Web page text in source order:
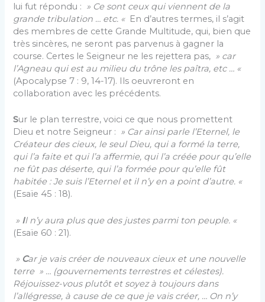
lui fut répondu : » Ce sont ceux qui viennent de la
grande tribulation … etc. « En d’autres termes, il s’agit
des membres de cette Grande Multitude, qui, bien que
très sincères, ne seront pas parvenus à gagner la
course. Certes le Seigneur ne les rejettera pas, » car
l’Agneau qui est au milieu du trône les paîtra, etc… «
(Apocalypse 7 : 9, 14-17). Ils oeuvreront en
collaboration avec les précédents.
Sur le plan terrestre, voici ce que nous promettent
Dieu et notre Seigneur : » Car ainsi parle l’Eternel, le
Créateur des cieux, le seul Dieu, qui a formé la terre,
qui l’a faite et qui l’a affermie, qui l’a créée pour qu’elle
ne fût pas déserte, qui l’a formée pour qu’elle fût
habitée : Je suis l’Eternel et il n’y en a point d’autre. «
(Esaïe 45 : 18).
» Il n’y aura plus que des justes parmi ton peuple. «
(Esaïe 60 : 21).
» Car je vais créer de nouveaux cieux et une nouvelle
terre » … (gouvernements terrestres et célestes).
Réjouissez-vous plutôt et soyez à toujours dans
l’allégresse, à cause de ce que je vais créer, … On n’y